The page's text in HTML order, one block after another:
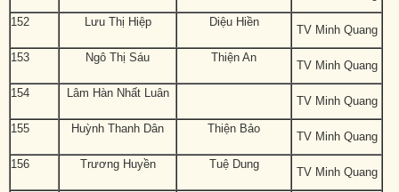
152 Lưu Thị Hiệp Diệu Hiền
TV Minh Quang
153 Ngô Thị Sáu Thiện An
TV Minh Quang
154 Lâm Hàn Nhất Luân
TV Minh Quang
155 Huỳnh Thanh Dân Thiện Bảo
TV Minh Quang
156 Trương Huyền Tuệ Dung
TV Minh Quang